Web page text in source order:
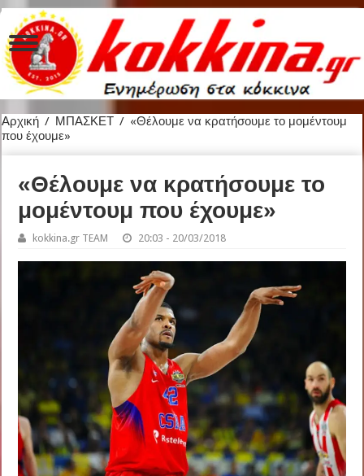
Αρχική / ΜΠΑΣΚΕΤ / «Θέλουμε να κρατήσουμε το μομέντουμ
που έχουμε»
«Θέλουμε να κρατήσουμε το
μομέντουμ που έχουμε»
kokkina.gr TEAM 20:03 - 20/03/2018